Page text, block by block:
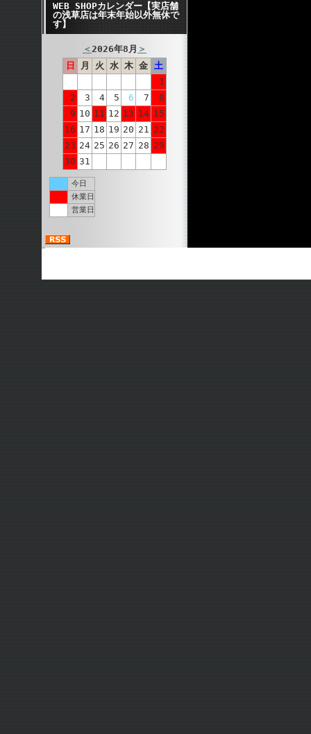
WEB SHOPカレンダー【実店舗
の浅草店は年末年始以外無休で
す】
＜2026年8月 ＞
日
月 火 水 木 金 土
1
2
3 4 5 6 7
8
9 10 11 12 13 14 15
16 17 18 19 20 21 22
23 24 25 26 27 28 29
30 31
今日
休業日
営業日